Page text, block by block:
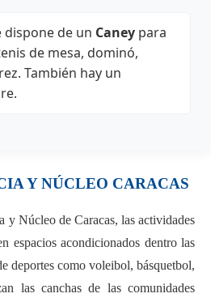
dispone de un Caney para
de mesa, dominó,
También hay un
Y NÚCLEO CARACAS
y Núcleo de Caracas, las actividades
espacios acondicionados dentro las
deportes como voleibol, básquetbol,
las canchas de las comunidades